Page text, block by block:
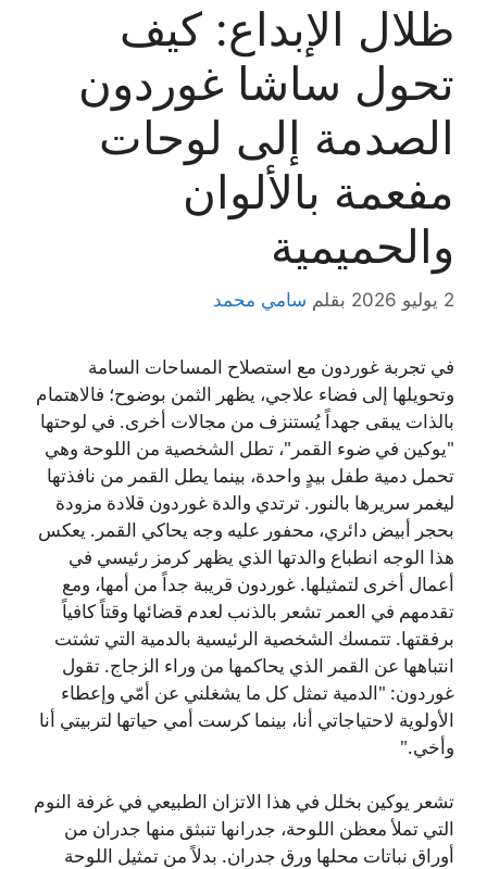
ظلال الإبداع: كيف
تحول ساشا غوردون
الصدمة إلى لوحات
مفعمة بالألوان
والحميمية
2 يوليو 2026 بقلم سامي محمد
في تجربة غوردون مع استصلاح المساحات السامة
وتحويلها إلى فضاء علاجي، يظهر الثمن بوضوح؛ فالاهتمام
بالذات يبقى جهداً يُستنزف من مجالات أخرى. في لوحتها
"يوكين في ضوء القمر"، تطل الشخصية من اللوحة وهي
تحمل دمية طفل بيدٍ واحدة، بينما يطل القمر من نافذتها
ليغمر سريرها بالنور. ترتدي والدة غوردون قلادة مزودة
بحجر أبيض دائري، محفور عليه وجه يحاكي القمر. يعكس
هذا الوجه انطباع والدتها الذي يظهر كرمز رئيسي في
أعمال أخرى لتمثيلها. غوردون قريبة جداً من أمها، ومع
تقدمهم في العمر تشعر بالذنب لعدم قضائها وقتاً كافياً
برفقتها. تتمسك الشخصية الرئيسية بالدمية التي تشتت
انتباهها عن القمر الذي يحاكمها من وراء الزجاج. تقول
غوردون: "الدمية تمثل كل ما يشغلني عن أمّي وإعطاء
الأولوية لاحتياجاتي أنا، بينما كرست أمي حياتها لتربيتي أنا
وأخي."
تشعر يوكين بخلل في هذا الاتزان الطبيعي في غرفة النوم
التي تملأ معظن اللوحة، جدرانها تنبثق منها جدران من
أوراق نباتات محلها ورق جدران. بدلاً من تمثيل اللوحة